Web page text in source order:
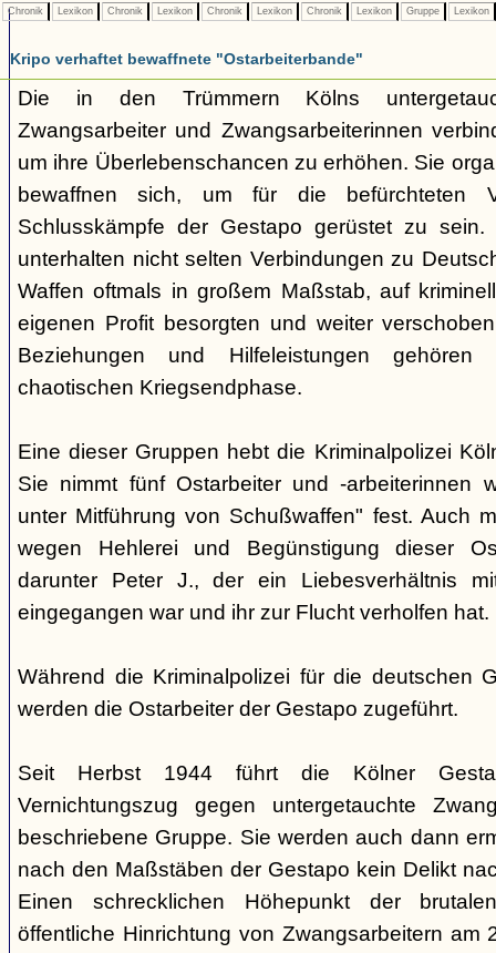
Chronik Lexikon Chronik Lexikon Chronik Lexikon Chronik Lexikon Gruppe Lexikon
Kripo verhaftet bewaffnete "Ostarbeiterbande"
Die in den Trümmern Kölns
Zwangsarbeiter und Zwangsarbeiterinnen
um ihre Überlebenschancen zu erhöhen. Sie
bewaffnen sich, um für die befürchteten
Schlusskämpfe der Gestapo gerüstet zu sein.
unterhalten nicht selten Verbindungen zu
Waffen oftmals in großem Maßstab, auf
eigenen Profit besorgten und weiter
Beziehungen und Hilfeleistungen
chaotischen Kriegsendphase.
Eine dieser Gruppen hebt die Kriminalpolizei
Sie nimmt fünf Ostarbeiter und -arbeiterinnen
unter Mitführung von Schußwaffen" fest. Auch
wegen Hehlerei und Begünstigung dieser
darunter Peter J., der ein Liebesverhältnis
eingegangen war und ihr zur Flucht verholfen hat.
Während die Kriminalpolizei für die deutschen
werden die Ostarbeiter der Gestapo zugeführt.
Seit Herbst 1944 führt die Kölner
Vernichtungszug gegen untergetauchte
beschriebene Gruppe. Sie werden auch dann
nach den Maßstäben der Gestapo kein Delikt
Einen schrecklichen Höhepunkt der
öffentliche Hinrichtung von Zwangsarbeitern am